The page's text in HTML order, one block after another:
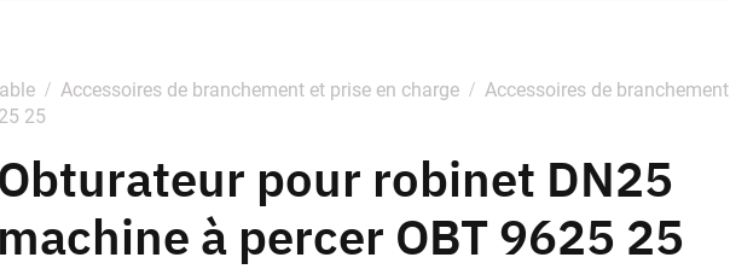
Accessoires de branchement et prise en charge
Accessoires de branchement
25
Obturateur pour robinet DN25
machine à percer OBT 9625 25